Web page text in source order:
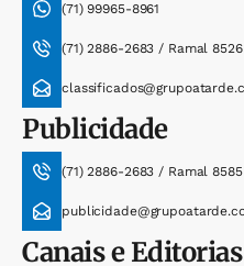
(71) 99965-8961
(71) 2886-2683 / Ramal 8526
Publicidade
(71) 2886-2683 / Ramal
Canais e Editorias